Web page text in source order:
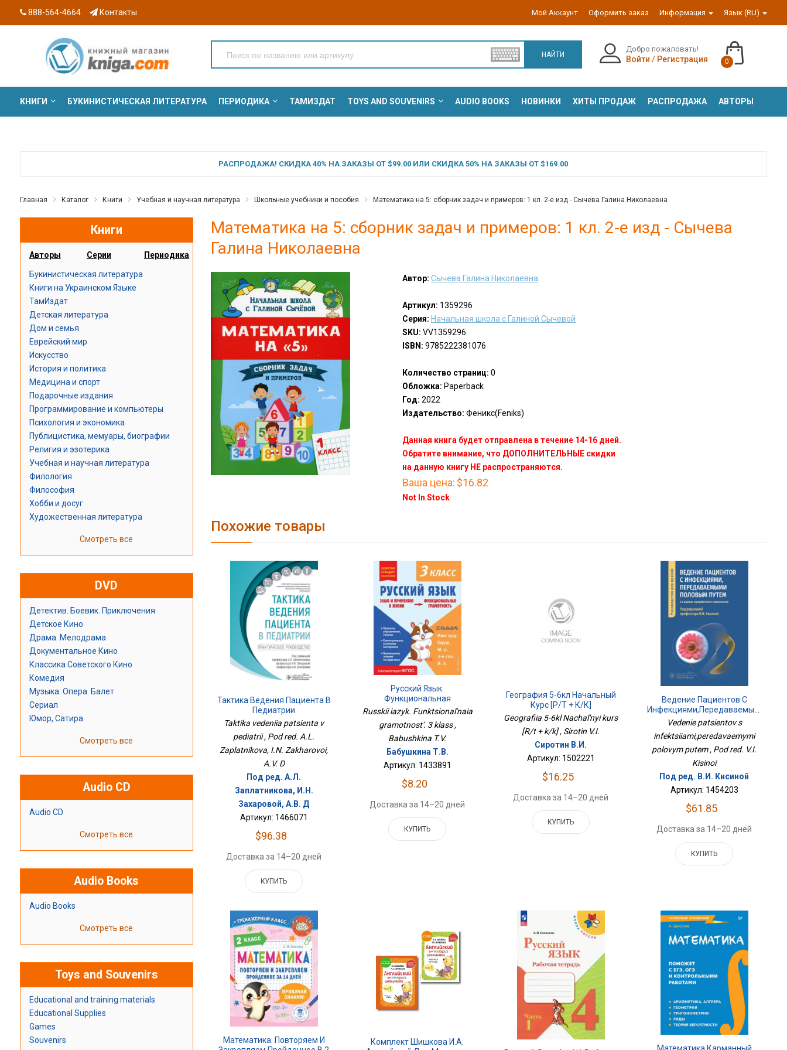
888-564-4664 Контакты Мой Аккаунт Оформить заказ Информация Язык (RU)
НАЙТИ
Добро пожаловать!
Войти / Регистрация 0
КНИГИ БУКИНИСТИЧЕСКАЯ ЛИТЕРАТУРА ПЕРИОДИКА ТАМИЗДАТ TOYS AND SOUVENIRS AUDIO BOOKS НОВИНКИ ХИТЫ ПРОДАЖ РАСПРОДАЖА АВТОРЫ
РАСПРОДАЖА! СКИДКА 40% НА ЗАКАЗЫ ОТ $99.00 ИЛИ СКИДКА 50% НА ЗАКАЗЫ ОТ $169.00
Главная Каталог Книги Учебная и научная литература Школьные учебники и пособия Математика на 5: сборник задач и примеров: 1 кл. 2-е изд - Сычева Галина Николаевна
Книги
Авторы Серии Периодика
Букинистическая литература
Книги на Украинском Языке
ТамИздат
Детская литература
Дом и семья
Еврейский мир
Искусство
История и политика
Медицина и спорт
Подарочные издания
Программирование и компьютеры
Психология и экономика
Публицистика, мемуары, биографии
Религия и эзотерика
Учебная и научная литература
Филология
Философия
Хобби и досуг
Художественная литература
Смотреть все
DVD
Детектив. Боевик. Приключения
Детское Кино
Драма. Мелодрама
Документальное Кино
Классика Советского Кино
Комедия
Музыка. Опера. Балет
Сериал
Юмор, Сатира
Смотреть все
Audio CD
Audio CD
Смотреть все
Audio Books
Audio Books
Смотреть все
Toys and Souvenirs
Educational and training materials
Educational Supplies
Games
Souvenirs
Математика на 5: сборник задач и примеров: 1 кл. 2-е изд - Сычева
Галина Николаевна
Автор: Сычева Галина Николаевна
Артикул: 1359296
Серия: Начальная школа с Галиной Сычевой
SKU: VV1359296
ISBN: 9785222381076
Количество страниц: 0
Обложка: Paperback
Год: 2022
Издательство: Феникс(Feniks)
Данная книга будет отправлена в течение 14-16 дней.
Обратите внимание, что ДОПОЛНИТЕЛЬНЫЕ скидки
на данную книгу НЕ распространяются.
Ваша цена: $16.82
Not In Stock
Похожие товары
Тактика Ведения Пациента В
Педиатрии
Taktika vedeniia patsienta v
pediatrii , Pod red. A.L.
Zaplatnikova, I.N. Zakharovoi,
A.V. D
Под ред. А.Л.
Заплатникова, И.Н.
Захаровой, А.В. Д
Артикул: 1466071
$96.38
Доставка за 14–20 дней
КУПИТЬ
Русский Язык.
Функциональная
Грамотность. 3 Класс
Russkii iazyk. Funktsional'naia
gramotnost'. 3 klass ,
Babushkina T.V.
Бабушкина Т.В.
Артикул: 1433891
$8.20
Доставка за 14–20 дней
КУПИТЬ
География 5-6кл Начальный
Курс [Р/т + К/к]
Geografiia 5-6kl Nachal'nyi kurs
[R/t + k/k] , Sirotin V.I.
Сиротин В.И.
Артикул: 1502221
$16.25
Доставка за 14–20 дней
КУПИТЬ
Ведение Пациентов С
Инфекциями,передаваемыми
Половым Путем
Vedenie patsientov s
infektsiiami,peredavaemymi
polovym putem , Pod red. V.I.
Kisinoi
Под ред. В.И. Кисиной
Артикул: 1454203
$61.85
Доставка за 14–20 дней
КУПИТЬ
Математика. Повторяем И
Комплект Шишкова И.А.
Математика.Карманный